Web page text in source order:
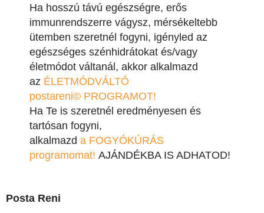
Ha hosszú távú egészségre, erős
immunrendszerre vágysz, mérsékeltebb
ütemben szeretnél fogyni, igényled az
egészséges szénhidrátokat és/vagy
életmódot váltanál, akkor alkalmazd
az ÉLETMÓDVÁLTÓ
postareni© PROGRAMOT!
Ha Te is szeretnél eredményesen és
tartósan fogyni,
alkalmazd a FOGYÓKÚRÁS
programomat! AJÁNDÉKBA IS ADHATOD!
Posta Reni